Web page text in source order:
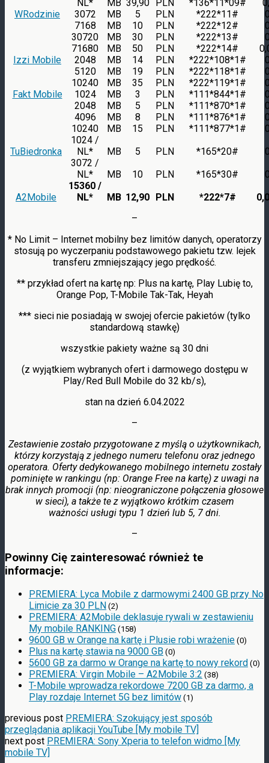
NL*
MB 39,90 PLN *136*11*09#
WRodzinie
3072 MB 5 PLN *222*11#
7168
MB 10 PLN *222*12#
30720
MB 30 PLN *222*13#
71680
MB 50 PLN *222*14#
Izzi Mobile
2048 MB 14 PLN *222*108*1#
5120
MB 19 PLN *222*118*1#
10240
MB 35 PLN *222*119*1#
Fakt Mobile
1024 MB 3 PLN *111*844*1#
2048
MB 5 PLN *111*870*1#
4096
MB 8 PLN *111*876*1#
10240
MB 15 PLN *111*877*1#
TuBiedronka
1024 /
NL*
MB 5 PLN *165*20#
3072 /
NL*
MB 10 PLN *165*30#
A2Mobile
15360 /
NL*
MB 12,90 PLN *222*7#
–
* No Limit – Internet mobilny bez limitów danych, operatorzy
stosują po wyczerpaniu podstawowego pakietu tzw. lejek
transferu zmniejszający jego prędkość.
** przykład ofert na kartę np: Plus na kartę, Play Lubię to,
Orange Pop, T-Mobile Tak-Tak, Heyah
*** sieci nie posiadają w swojej ofercie pakietów (tylko
standardową stawkę)
wszystkie pakiety ważne są 30 dni
(z wyjątkiem wybranych ofert i darmowego dostępu w
Play/Red Bull Mobile do 32 kb/s),
stan na dzień 6.04.2022
–
Zestawienie zostało przygotowane z myślą o użytkownikach,
którzy korzystają z jednego numeru telefonu oraz jednego
operatora. Oferty dedykowanego mobilnego internetu zostały
pominięte w rankingu (np: Orange Free na kartę) z uwagi na
brak innych promocji (np: nieograniczone połączenia głosowe
w sieci), a także te z wyjątkowo krótkim czasem
ważności usługi typu 1 dzień lub 5, 7 dni.
–
Powinny Cię zainteresować również te
informacje:
PREMIERA: Lyca Mobile z darmowymi 2400 GB przy No
Limicie za 30 PLN (2)
PREMIERA: A2Mobile deklasuje rywali w zestawieniu
My mobile RANKING (158)
9600 GB w Orange na kartę i Plusie robi wrażenie (0)
Plus na kartę stawia na 9000 GB (0)
5600 GB za darmo w Orange na kartę to nowy rekord (0)
PREMIERA: Virgin Mobile – A2Mobile 3:2 (38)
T-Mobile wprowadza rekordowe 7200 GB za darmo, a
Play rozdaje Internet 5G bez limitów (1)
previous post PREMIERA: Szokujący jest sposób
przeglądania aplikacji YouTube [My mobile TV]
next post PREMIERA: Sony Xperia to telefon widmo [My
mobile TV]